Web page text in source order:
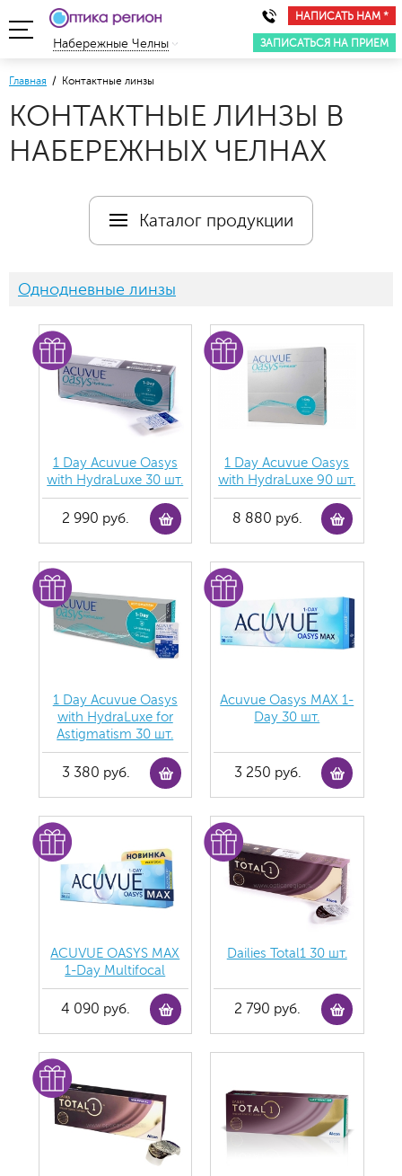
НАПИСАТЬ НАМ *
ЗАПИСАТЬСЯ НА ПРИЕМ
Набережные Челны
Главная / Контактные линзы
КОНТАКТНЫЕ ЛИНЗЫ В
НАБЕРЕЖНЫХ ЧЕЛНАХ
Каталог продукции
Однодневные линзы
1 Day Acuvue Oasys
with HydraLuxe 30 шт.
2 990 руб.
1 Day Acuvue Oasys
with HydraLuxe 90 шт.
8 880 руб.
1 Day Acuvue Oasys
with HydraLuxe for
Аstigmatism 30 шт.
3 380 руб.
Acuvue Oasys MAX 1-
Day 30 шт.
3 250 руб.
ACUVUE OASYS MAX
1-Day Multifocal
4 090 руб.
Dailies Total1 30 шт.
2 790 руб.